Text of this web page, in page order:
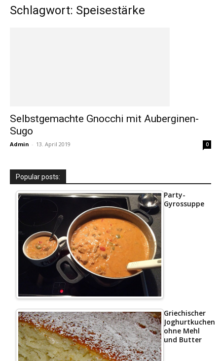
Schlagwort: Speisestärke
Selbstgemachte Gnocchi mit Auberginen-
Sugo
Admin - 13. April 2019 0
Popular posts:
Party-
Gyrossuppe
Griechischer
Joghurtkuchen
ohne Mehl
und Butter